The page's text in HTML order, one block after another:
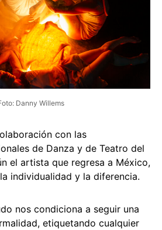
Danny Willems
con las
de Danza y de Teatro del
el artista que regresa a México,
individualidad y la diferencia.
nos condiciona a seguir una
etiquetando cualquier